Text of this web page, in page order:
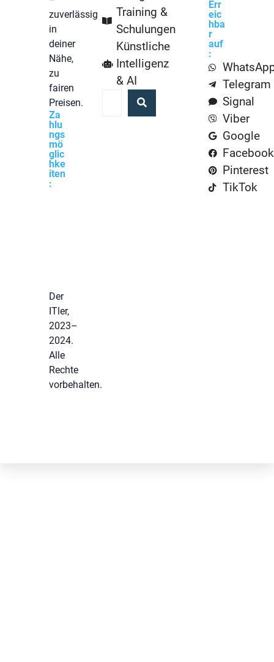
zuverlässig
in
deiner
Nähe,
zu
fairen
Preisen.
Za
hlu
ngs
mö
glic
hke
iten
:
Der
ITler,
2023–
2024.
Alle
Rechte
vorbehalten.
Training &
Schulungen
Künstliche
Intelligenz
& AI
Err
eic
hba
r
auf
:
Telegram
Signal
Viber
Google
Facebook
Pinterest
TikTok